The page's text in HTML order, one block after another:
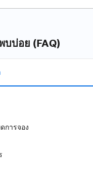
บบ่อย (FAQ)
การจอง